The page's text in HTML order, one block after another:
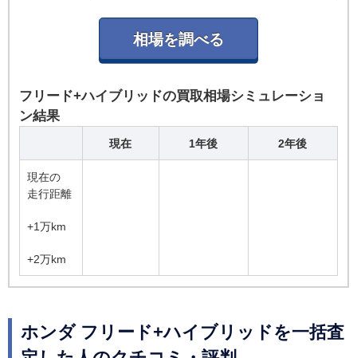
フリード+ハイブリッドの買取相場シミュレーショ
ン結果
現在 1年後 2年後
現在の
走行距離
+1万km
+2万km
ホンダ フリード+ハイブリッドを一括査